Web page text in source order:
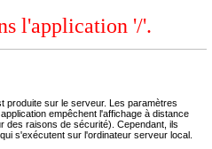
l'application '/'.
produite sur le serveur. Les paramètres
empêchent l'affichage à distance
des raisons de sécurité). Cependant, ils
s'exécutent sur l'ordinateur serveur local.